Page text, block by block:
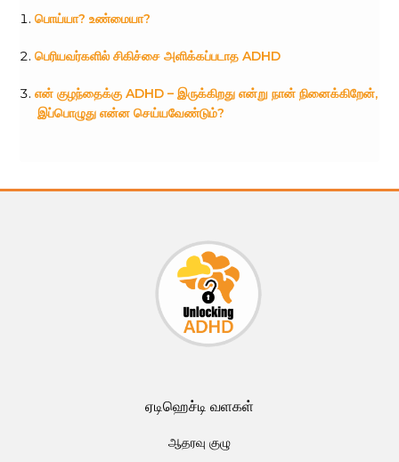
பொய்யா? உண்மையா?
பெரியவர்களில் சிகிச்சை அளிக்கப்படாத ADHD
என் குழந்தைக்கு ADHD – இருக்கிறது என்று நான் நினைக்கிறேன்,
இப்பொழுது என்ன செய்யவேண்டும்?
ஏடிஹெச்டி வளகள்
ஆதரவு குழு